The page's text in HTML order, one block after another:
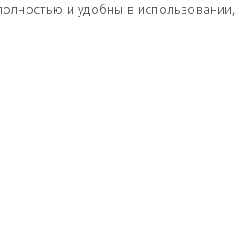
и удобны в использовании,